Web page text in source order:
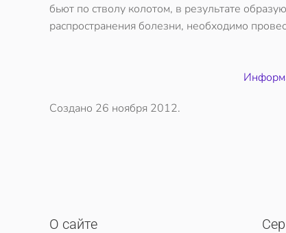
бьют по стволу колотом, в результате
распространения болезни, необходимо
Создано 26 ноября 2012.
О сайте